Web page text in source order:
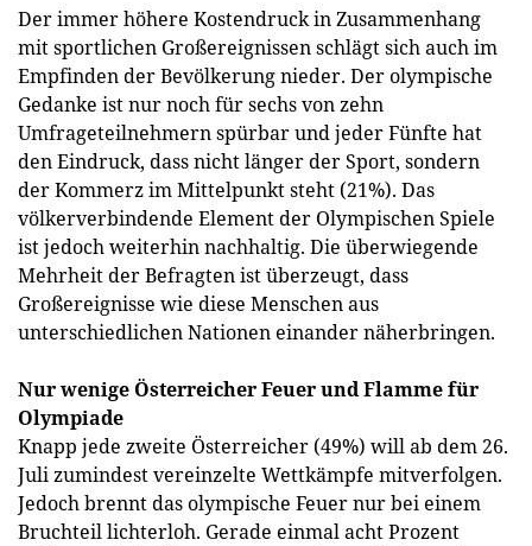
Der immer höhere Kostendruck in Zusammenhang
mit sportlichen Großereignissen schlägt sich auch im
Empfinden der Bevölkerung nieder. Der olympische
Gedanke ist nur noch für sechs von zehn
Umfrageteilnehmern spürbar und jeder Fünfte hat
den Eindruck, dass nicht länger der Sport, sondern
der Kommerz im Mittelpunkt steht (21%). Das
völkerverbindende Element der Olympischen Spiele
ist jedoch weiterhin nachhaltig. Die überwiegende
Mehrheit der Befragten ist überzeugt, dass
Großereignisse wie diese Menschen aus
unterschiedlichen Nationen einander näherbringen.
Nur wenige Österreicher Feuer und Flamme für
Olympiade
Knapp jede zweite Österreicher (49%) will ab dem 26.
Juli zumindest vereinzelte Wettkämpfe mitverfolgen.
Jedoch brennt das olympische Feuer nur bei einem
Bruchteil lichterloh. Gerade einmal acht Prozent